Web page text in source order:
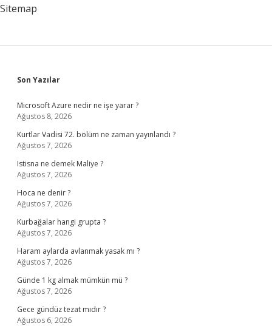
Sitemap
Sidebar
Son Yazılar
Microsoft Azure nedir ne işe yarar ?
Ağustos 8, 2026
Kurtlar Vadisi 72. bölüm ne zaman yayınlandı ?
Ağustos 7, 2026
Istisna ne demek Maliye ?
Ağustos 7, 2026
Hoca ne denir ?
Ağustos 7, 2026
Kurbağalar hangi grupta ?
Ağustos 7, 2026
Haram aylarda avlanmak yasak mı ?
Ağustos 7, 2026
Günde 1 kg almak mümkün mü ?
Ağustos 7, 2026
Gece gündüz tezat mıdır ?
Ağustos 6, 2026